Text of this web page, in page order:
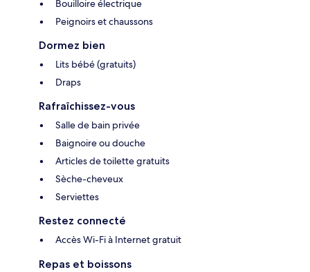
Bouilloire électrique
Peignoirs et chaussons
Dormez bien
Lits bébé (gratuits)
Draps
Rafraîchissez-vous
Salle de bain privée
Baignoire ou douche
Articles de toilette gratuits
Sèche-cheveux
Serviettes
Restez connecté
Accès Wi-Fi à Internet gratuit
Repas et boissons